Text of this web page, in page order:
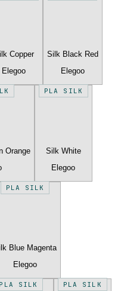
Copper
Elegoo
Silk Black Red
Elegoo
Orange
PLA SILK
Silk White
Elegoo
PLA SILK
Blue Magenta
Elegoo
PLA SILK PLA SILK